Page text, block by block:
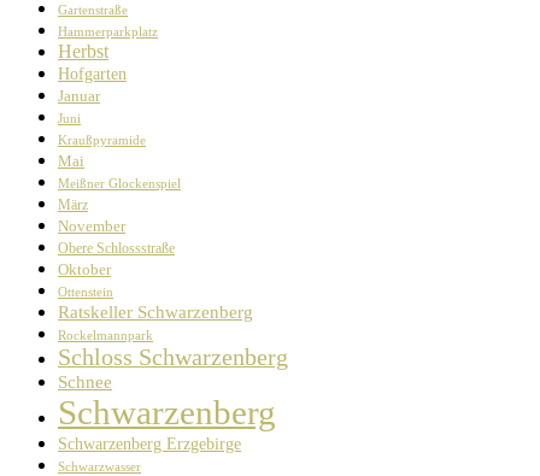
Gartenstraße
Hammerparkplatz
Herbst
Hofgarten
Januar
Juni
Kraußpyramide
Mai
Meißner Glockenspiel
März
November
Obere Schlossstraße
Oktober
Ottenstein
Ratskeller Schwarzenberg
Rockelmannpark
Schloss Schwarzenberg
Schnee
Schwarzenberg
Schwarzenberg Erzgebirge
Schwarzwasser